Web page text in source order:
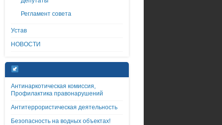
Регламент совета
Устав
НОВОСТИ
Антинаркотическая комиссия,
Профилактика правонарушений
Антитеррористическая деятельность
Безопасность на водных объектах!